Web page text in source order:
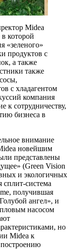
Midea
которой
«зеленого»
продуктов с
а также
также
с хладагентом
компания
к сотрудничеству,
бизнеса в
внимание
новейшим
представлены
(Green Vision
и экологичных
система
получившая
ангел», и
насосом
но
Midea к